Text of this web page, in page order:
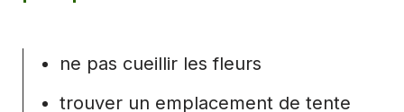
ne pas cueillir les fleurs
trouver un emplacement de tente